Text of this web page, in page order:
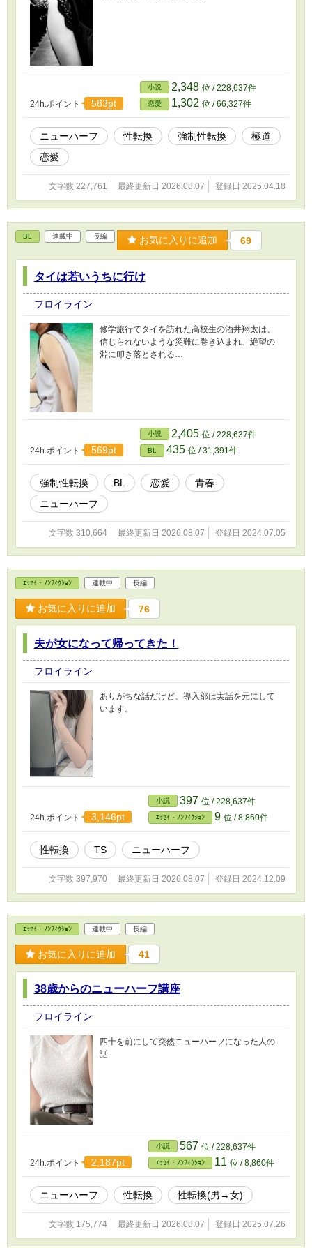
24h.ポイント 583pt
小説 2,348 位 / 228,637件
恋愛 1,302 位 / 66,327件
ニューハーフ 性転換 強制性転換
極道
恋愛
文字数 227,761 最終更新日 2026.08.07 登録日 2025.04.18
BL 連載中 長編 お気に入りに追加 69
タイは若いうちに行け
フロイライン
修学旅行でタイを訪れた高校生の酒井翔太は、
信じられないような災難に巻き込まれ、絶望の
淵に叩き落とされる…
24h.ポイント 569pt
小説 2,405 位 / 228,637件
BL 435 位 / 31,391件
強制性転換 BL 恋愛
青春
ニューハーフ
文字数 310,664 最終更新日 2026.08.07 登録日 2024.07.05
ｴｯｾｲ・ﾉﾝﾌｨｸｼｮﾝ 連載中 長編
お気に入りに追加 76
夫が女になって帰ってきた！
フロイライン
ありがちな話だけど、導入部は実話を元にして
います。
24h.ポイント 3,146pt
小説 397 位 / 228,637件
ｴｯｾｲ・ﾉﾝﾌｨｸｼｮﾝ 9 位 / 8,860件
性転換 TS ニューハーフ
文字数 397,970 最終更新日 2026.08.07 登録日 2024.12.09
ｴｯｾｲ・ﾉﾝﾌｨｸｼｮﾝ 連載中 長編
お気に入りに追加 41
38歳からのニューハーフ講座
フロイライン
四十を前にして突然ニューハーフになった人の
話
24h.ポイント 2,187pt
小説 567 位 / 228,637件
ｴｯｾｲ・ﾉﾝﾌｨｸｼｮﾝ 11 位 / 8,860件
ニューハーフ 性転換 性転換(男→女)
文字数 175,774 最終更新日 2026.08.07 登録日 2025.07.26